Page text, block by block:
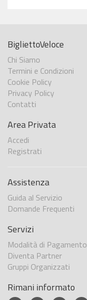
BigliettoVeloce
Chi Siamo
Termini e Condizioni
Cookie Policy
Privacy Policy
Contatti
Area Privata
Accedi
Registrati
Assistenza
Guida al Servizio
Domande Frequenti
Servizi
Modalità di Pagamento
Diventa Partner
Gruppi Organizzati
Rimani informato